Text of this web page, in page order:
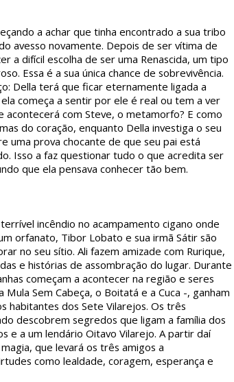
a achar que tinha encontrado a sua tribo
avesso novamente. Depois de ser vítima de
a difícil escolha de ser uma Renascida, um tipo
Essa é a sua única chance de sobrevivência.
Della terá que ficar eternamente ligada a
começa a sentir por ele é real ou tem a ver
acontecerá com Steve, o metamorfo? E como
do coração, enquanto Della investiga o seu
uma prova chocante de que seu pai está
Isso a faz questionar tudo o que acredita ser
que ela pensava conhecer tão bem.
incêndio no acampamento cigano onde
orfanato, Tibor Lobato e sua irmã Sátir são
no seu sítio. Ali fazem amizade com Rurique,
e histórias de assombração do lugar. Durante
começam a acontecer na região e seres
Sem Cabeça, o Boitatá e a Cuca -, ganham
habitantes dos Sete Vilarejos. Os três
descobrem segredos que ligam a família dos
e a um lendário Oitavo Vilarejo. A partir daí
que levará os três amigos a
como lealdade, coragem, esperança e